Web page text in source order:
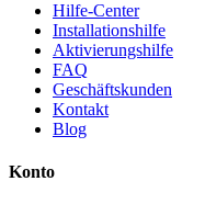
Hilfe-Center
Installationshilfe
Aktivierungshilfe
FAQ
Geschäftskunden
Kontakt
Blog
Konto